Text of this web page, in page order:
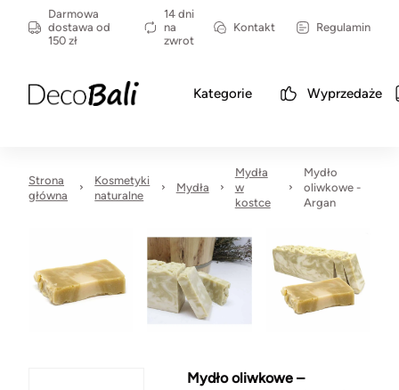
Darmowa
dostawa od
150 zł
14 dni
na
zwrot
Kontakt Regulamin
Kategorie Wyprzedaże
Strona
główna
Kosmetyki
naturalne
Mydła
Mydła
w
kostce
Mydło
oliwkowe -
Argan
Mydło oliwkowe –